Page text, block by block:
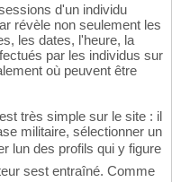
d'un individu
révèle non seulement les
les dates, l'heure, la
par les individus sur
où peuvent être
très simple sur le site : il
militaire, sélectionner un
lun des profils qui y figure
sest entraîné. Comme